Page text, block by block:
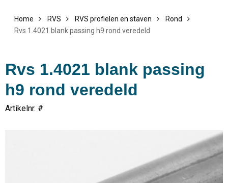
Home RVS RVS profielen en staven
Rond
Rvs 1.4021 blank passing h9 rond veredeld
Rvs 1.4021 blank passing
h9 rond veredeld
Artikelnr. #